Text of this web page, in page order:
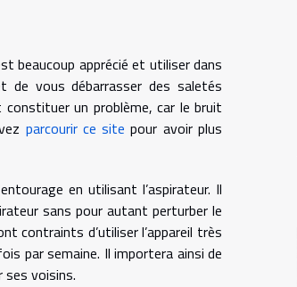
beaucoup apprécié et utiliser dans
vous débarrasser des saletés
un problème, car le bruit
parcourir ce site pour avoir plus
en utilisant l’aspirateur. Il
sans pour autant perturber le
contraints d’utiliser l’appareil très
par semaine. Il importera ainsi de
voisins.